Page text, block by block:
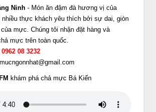
Ninh - Món ăn đậm đà hương vị của
thực khách yêu thích bởi sự dai, giòn
mực. Chúng tôi nhận đặt hàng và
mực trên toàn quốc.
0962 08 3232
khám phá chả mực Bá Kiến